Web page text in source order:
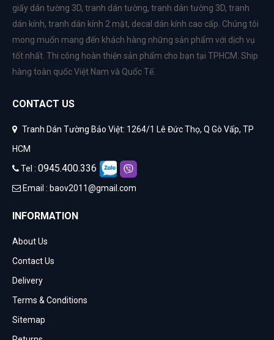
giấy dán tường 3D, tranh dán tường, tranh dán tường 3D, tranh
dán kính, tranh dán kính 2 mặt, decal dán kính cao cấp . Chúng tôi
mong muốn mang đến khách hàng những sản phẩm với dịch vụ
tốt nhất. Thi công hoàn thiện sản phẩm cho bạn tại TPHCM. Ship
hàng toàn quốc Việt Nam và Quốc Tế.
CONTACT US
Tranh Dán Tường Bảo Việt: 1264/1 Lê Đức Thọ, Q Gò Vấp, TP
HCM
Tel : 0945.400.336
Email : baov2011@gmail.com
INFORMATION
About Us
Contact Us
Delivery
Terms & Conditions
Sitemap